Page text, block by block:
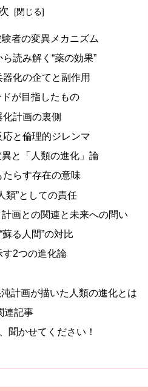
者の変異メカニズム
読み解く“薬の効果”
化の企てと副作用
が目指したもの
計画の裏側
と倫理的ジレンマ
と「人類の進化」論
らす存在の意味
類”としての責任
画との関連と未来への問い
蘇る人間”の対比
2つの進化論
計画が描いた人類の進化とは
連記事
聞かせてください！